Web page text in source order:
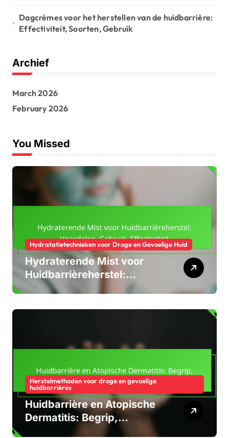
Dagcrèmes voor het herstellen van de huidbarrière:
Effectiviteit, Soorten, Gebruik
Archief
March 2026
February 2026
You Missed
Hydratatietechnieken voor Droge en Gevoelige Huid
Hydraterende Mist voor
Huidbarrièreherstel:
Voordelen, Gebruik,
Herstelmethoden voor droge en gevoelige
huidbarrières
Huidbarrière en Atopische
Dermatitis: Begrip,
Verzorging, Behandeling